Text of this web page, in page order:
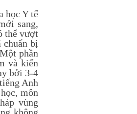
học Y tế
sang,
thể vượt
bị
phần
và kiến
bởi 3-4
Anh
môn
vùng